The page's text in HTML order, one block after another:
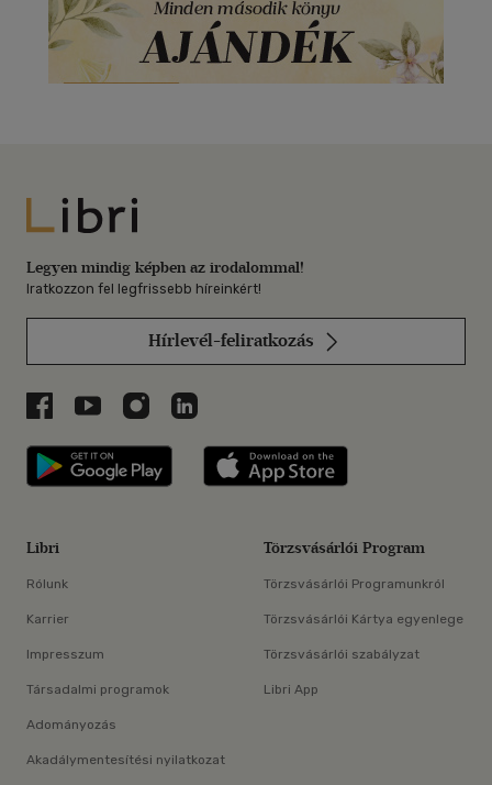
Libri
Legyen mindig képben az irodalommal!
Iratkozzon fel legfrissebb híreinkért!
Hírlevél-feliratkozás
Libri a Facebookon
Libri a Youtube-on
Libri az Instagramon
Libri a LinkedInen
Libri applikáció Szerezd meg: Google
Libri
Rólunk
Karrier
Impresszum
Társadalmi programok
Adományozás
Akadálymentesítési nyilatkozat
Törzsvásárlói Program
Törzsvásárlói Programunkról
Törzsvásárlói Kártya egyenlege
Törzsvásárlói szabályzat
Libri App